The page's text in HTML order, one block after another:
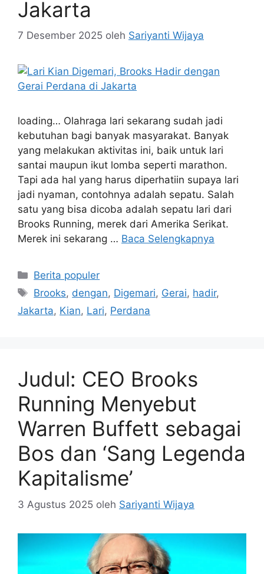
Jakarta
7 Desember 2025 oleh Sariyanti Wijaya
loading… Olahraga lari sekarang sudah jadi
kebutuhan bagi banyak masyarakat. Banyak
yang melakukan aktivitas ini, baik untuk lari
santai maupun ikut lomba seperti marathon.
Tapi ada hal yang harus diperhatiin supaya lari
jadi nyaman, contohnya adalah sepatu. Salah
satu yang bisa dicoba adalah sepatu lari dari
Brooks Running, merek dari Amerika Serikat.
Merek ini sekarang … Baca Selengkapnya
Kategori
Berita populer
Tag
Brooks, dengan, Digemari, Gerai, hadir,
Jakarta, Kian, Lari, Perdana
Judul: CEO Brooks
Running Menyebut
Warren Buffett sebagai
Bos dan ‘Sang Legenda
Kapitalisme’
3 Agustus 2025 oleh Sariyanti Wijaya